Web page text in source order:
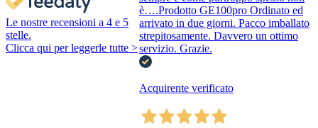
Le nostre recensioni a 4 e 5
stelle.
Clicca qui per leggerle tutte >
è….Prodotto GE100pro Ordinato ed
arrivato in due giorni. Pacco imballato
strepitosamente. Davvero un ottimo
servizio. Grazie.
Acquirente verificato